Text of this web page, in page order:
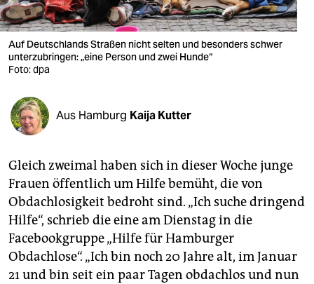
verlag
veranstaltungen
shop
fragen & hilfe
unterstützen
genossenschaft
epaper login
Auf Deutschlands Straßen nicht selten und besonders schwer
unterzubringen: „eine Person und zwei Hunde“
Foto: dpa
Aus Hamburg Kaija Kutter
Gleich zweimal haben sich in dieser Woche junge
Frauen öffentlich um Hilfe bemüht, die von
Obdachlosigkeit bedroht sind. „Ich suche dringend
Hilfe“, schrieb die eine am Dienstag in die
Facebookgruppe „Hilfe für Hamburger
Obdachlose“. „Ich bin noch 20 Jahre alt, im Januar
21 und bin seit ein paar Tagen obdachlos und nun